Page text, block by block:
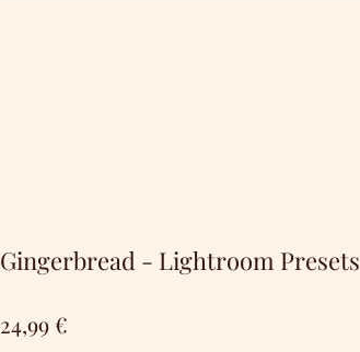
Gingerbread - Lightroom Presets
24,99 €